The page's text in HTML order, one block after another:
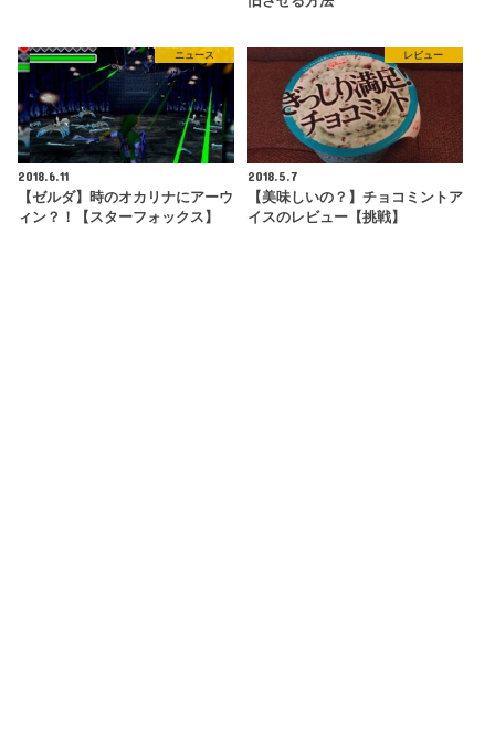
ニュース
2018.6.11
【ゼルダ】時のオカリナにアーウ
ィン？！【スターフォックス】
レビュー
2018.5.7
【美味しいの？】チョコミントア
イスのレビュー【挑戦】